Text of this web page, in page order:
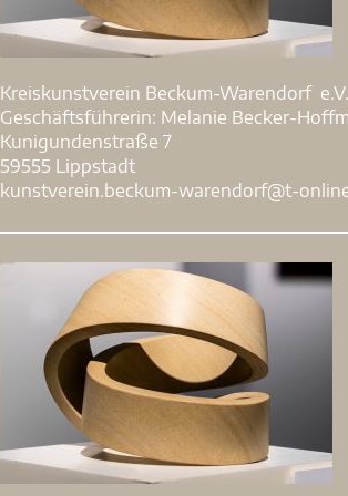
Kreiskunstverein Beckum-Warendorf e.V.
Geschäftsführerin: Melanie Becker-
Kunigundenstraße 7
59555 Lippstadt
kunstverein.beckum-warendorf@t-